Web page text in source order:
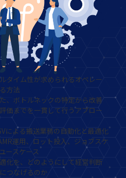
タイム性が求められるオペレー
方法
、ボトルネックの特定から改善
価までを一貫して行うアプロー
による搬送業務の自動化と最適化
運用、ロット投入、ジョブスケ
ースケース
化を、どのようにして経営判断
つなげるのか